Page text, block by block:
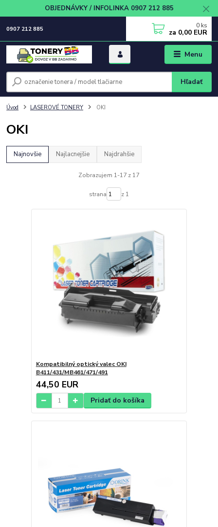
OBJEDNÁVKY / INFOLINKA 0907 212 885
Menu
Hľadať
0907 212 885 0 ks
za 0,00 EUR
Úvod LASEROVÉ TONERY OKI
OKI
Najnovšie Najlacnejšie Najdrahšie
Zobrazujem 1-17 z 17
strana z 1
Kompatibilný optický valec OKI
B411/431/MB461/471/491
44,50 EUR
Pridať do košíka